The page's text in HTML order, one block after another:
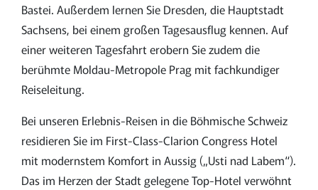
Bastei. Außerdem lernen Sie Dresden, die Hauptstadt
Sachsens, bei einem großen Tagesausflug kennen. Auf
einer weiteren Tagesfahrt erobern Sie zudem die
berühmte Moldau-Metropole Prag mit fachkundiger
Reiseleitung.
Bei unseren Erlebnis-Reisen in die Böhmische Schweiz
residieren Sie im First-Class-Clarion Congress Hotel
mit modernstem Komfort in Aussig („Usti nad Labem“).
Das im Herzen der Stadt gelegene Top-Hotel verwöhnt